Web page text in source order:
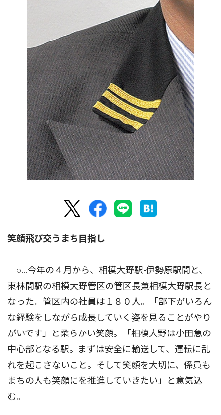
笑顔飛び交うまち目指し
○…今年の４月から、相模大野駅-伊勢原駅間と、
東林間駅の相模大野管区の管区長兼相模大野駅長と
なった。管区内の社員は１８０人。「部下がいろん
な経験をしながら成長していく姿を見ることがやり
がいです」と柔らかい笑顔。「相模大野は小田急の
中心部となる駅。まずは安全に輸送して、運転に乱
れを起こさないこと。そして笑顔を大切に、係員も
まちの人も笑顔にを推進していきたい」と意気込
む。